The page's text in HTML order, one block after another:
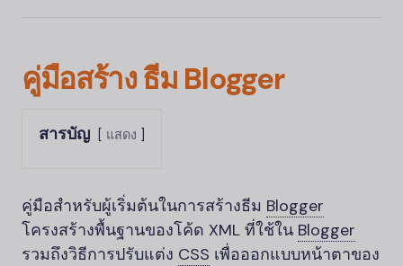
คู่มือสร้าง ธีม Blogger
สารบัญ แสดง
คู่มือสำหรับผู้เริ่มต้นในการสร้างธีม Blogger
โครงสร้างพื้นฐานของโค้ด XML ที่ใช้ใน Blogger
รวมถึงวิธีการปรับแต่ง CSS เพื่อออกแบบหน้าตาของ